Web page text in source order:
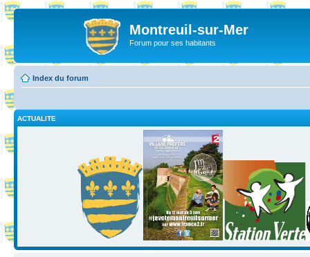
Montreuil-sur-Mer
Forum pour ses habitants
Index du forum
ACTUALITE